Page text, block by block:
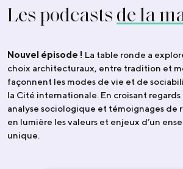
Les podcastsde la
Nouvel épisode ! La table ronde a
choix architecturaux, entre tradition et
façonnent les modes de vie et de
la Cité internationale. En croisant regards
analyse sociologique et témoignages de
en lumière les valeurs et enjeux d’un
unique.